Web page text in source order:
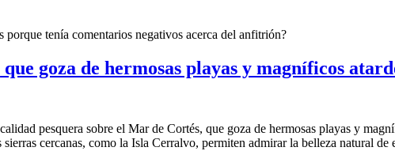
porque tenía comentarios negativos acerca del anfitrión?
goza de hermosas playas y magníficos
pesquera sobre el Mar de Cortés, que goza de hermosas playas y
cercanas, como la Isla Cerralvo, permiten admirar la belleza natural de